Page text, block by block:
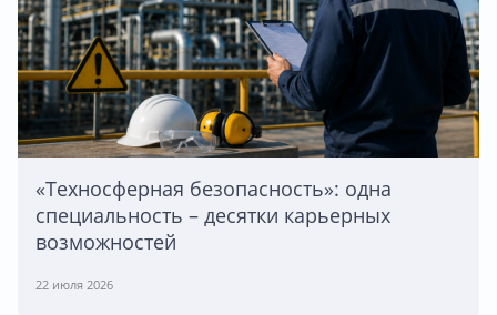
«Техносферная безопасность»: одна
специальность – десятки карьерных
возможностей
22 июля 2026